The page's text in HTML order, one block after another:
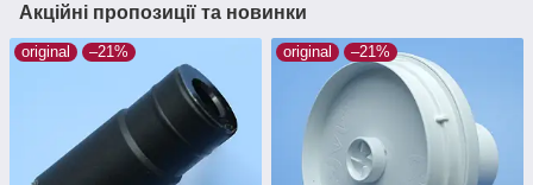
Акційні пропозиції та новинки
original –21% original –21%